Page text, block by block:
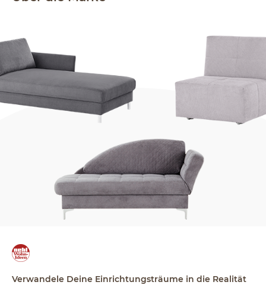
Verwandele Deine Einrichtungsträume in die Realität